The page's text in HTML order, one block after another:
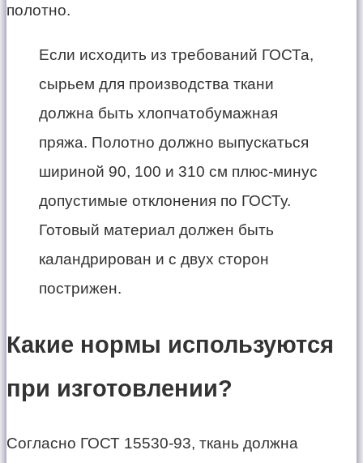
полотно.
Если исходить из требований ГОСТа,
сырьем для производства ткани
должна быть хлопчатобумажная
пряжа. Полотно должно выпускаться
шириной 90, 100 и 310 см плюс-минус
допустимые отклонения по ГОСТу.
Готовый материал должен быть
каландрирован и с двух сторон
пострижен.
Какие нормы используются
при изготовлении?
Согласно ГОСТ 15530-93, ткань должна